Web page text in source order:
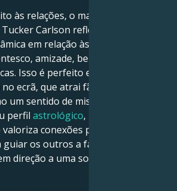
às relações, o mapa natal de
Carlson reflete uma atitude
em relação às relações
amizade, bem como
Isso é perfeito em termos da
ecrã, que atrai fãs de todo o
um sentido de mistério e atração.
perfil astrológico, uma
conexões profundas utiliza
os outros a fazer o mesmo,
direção a uma sociedade mais